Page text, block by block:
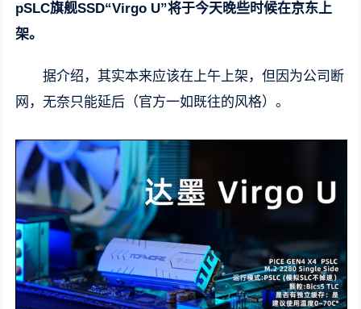
pSLC旗舰SSD“Virgo U”将于今天晚些时候在京东上
架。
据介绍，其实本来应该在上午上架，但因为公司断
网，无奈只能延后（官方一如既往的风格）。